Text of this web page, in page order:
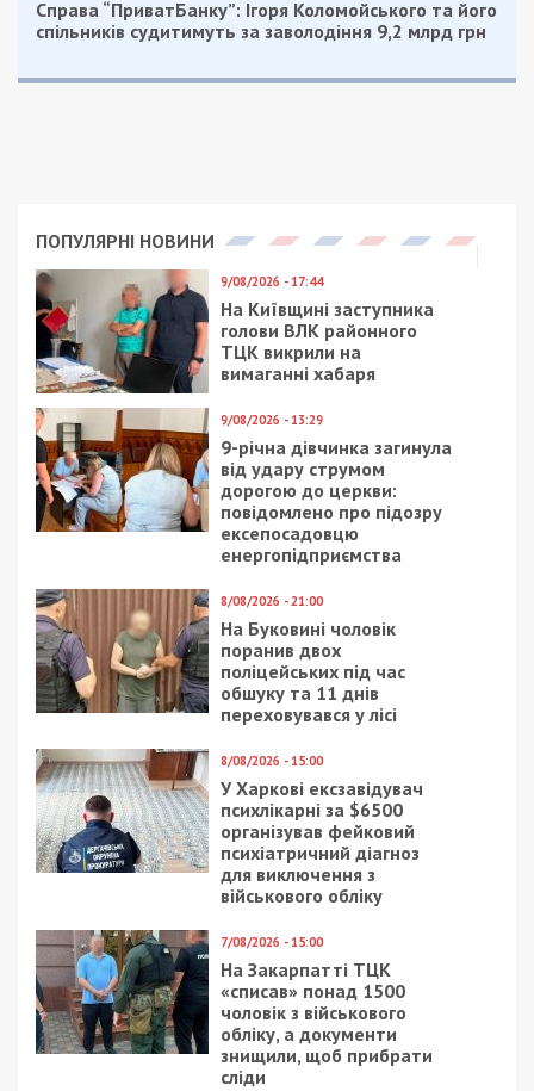
Справа “ПриватБанку”: Ігоря Коломойського та його
спільників судитимуть за заволодіння 9,2 млрд грн
ПОПУЛЯРНІ НОВИНИ
9/08/2026 - 17:44
На Київщині заступника
голови ВЛК районного
ТЦК викрили на
вимаганні хабаря
9/08/2026 - 13:29
9-річна дівчинка загинула
від удару струмом
дорогою до церкви:
повідомлено про підозру
ексепосадовцю
енергопідприємства
8/08/2026 - 21:00
На Буковині чоловік
поранив двох
поліцейських під час
обшуку та 11 днів
переховувався у лісі
8/08/2026 - 15:00
У Харкові ексзавідувач
психлікарні за $6500
організував фейковий
психіатричний діагноз
для виключення з
військового обліку
7/08/2026 - 15:00
На Закарпатті ТЦК
«списав» понад 1500
чоловік з військового
обліку, а документи
знищили, щоб прибрати
сліди